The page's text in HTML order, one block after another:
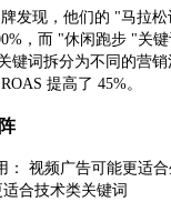
发现，他们的 "马拉
，而 "休闲跑步 "关
键词拆分为不同的营
提高了 45%。
：
视频广告可能更适
合技术类关键词